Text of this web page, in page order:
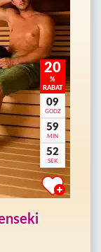
20
%
RABAT
09
GODZ
59
MIN
50
SEK